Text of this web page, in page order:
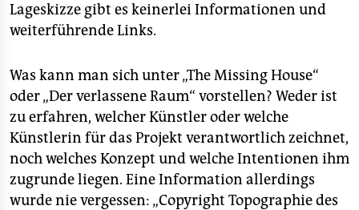
Lageskizze gibt es keinerlei Informationen und
weiterführende Links.
Was kann man sich unter „The Missing House“
oder „Der verlassene Raum“ vorstellen? Weder ist
zu erfahren, welcher Künstler oder welche
Künstlerin für das Projekt verantwortlich zeichnet,
noch welches Konzept und welche Intentionen ihm
zugrunde liegen. Eine Information allerdings
wurde nie vergessen: „Copyright Topographie des